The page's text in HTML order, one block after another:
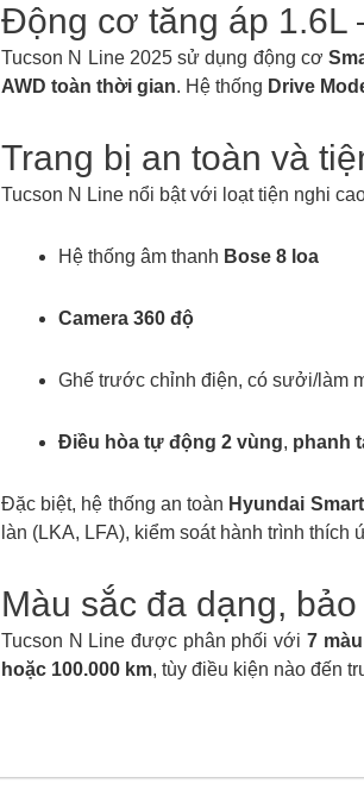
Động cơ tăng áp 1.6L
Tucson N Line 2025 sử dụng động cơ
AWD toàn thời gian. Hệ thống Drive
Trang bị an toàn và
Tucson N Line nổi bật với loạt tiện nghi
Hệ thống âm thanh Bose 8 loa
Camera 360 độ
Ghế trước chỉnh điện, có sưởi/làm
Điều hòa tự động 2 vùng, phanh
Đặc biệt, hệ thống an toàn Hyundai
làn (LKA, LFA), kiểm soát hành trình thích
Màu sắc đa dạng,
Tucson N Line được phân phối với 7
hoặc 100.000 km, tùy điều kiện nào đến